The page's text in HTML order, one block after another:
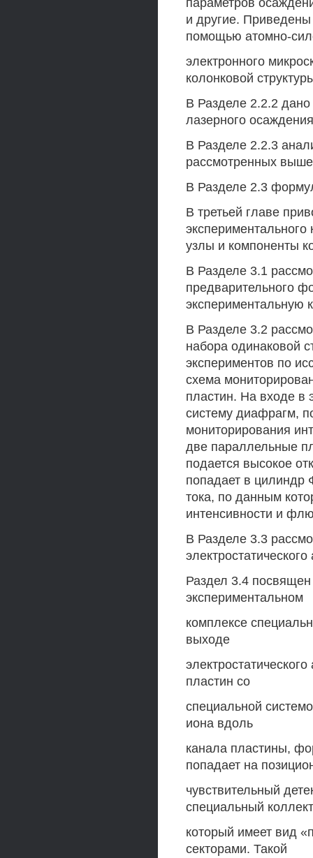
параметров
и другие.
помощью атомно-
электронного
колонковой
В Разделе 2.2.2 дано
лазерного
В Разделе 2.2.3
рассмотренных
В Разделе 2.3
В третьей главе
узлы и компоненты
В Разделе 3.1
предварительного
экспериментальную
В Разделе 3.2
набора одинаковой
экспериментов по
схема
пластин. На входе в
систему диафрагм,
мониторирования
две параллельные
подается высокое
попадает в цилиндр
тока, по данным
интенсивности и
В Разделе 3.3
Раздел 3.4
экспериментальном
комплексе
выходе
пластин со
специальной
иона вдоль
канала пластины,
попадает на
чувствительный
специальный
который имеет вид
секторами. Такой